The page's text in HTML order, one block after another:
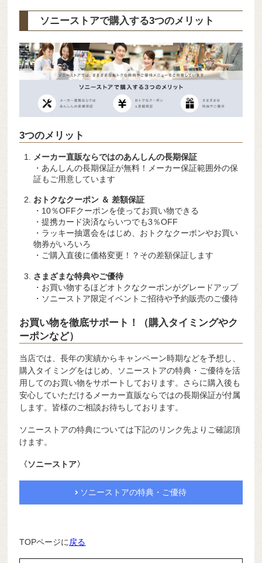
ソニーストアで購入する3つのメリット
3つのメリット
メーカー直販ならではのあんしんの長期保証
・あんしんの長期保証が無料！メーカー保証範囲外の保
証もご用意しています
おトクなクーポン ＆ 差額保証
・10％OFFクーポンを使ってお買い物できる
・提携カード決済ならいつでも3％OFF
・ラッキー抽選会をはじめ、おトクなクーポンやお買い
物券がいろいろ
・ご購入直後に価格変更！？その差額保証します
さまざまな特典やご優待
・お買い物するほどオトクなクーポンがグレードアップ
・ソニーストア限定イベントご招待や予約販売のご優待
お買い物を徹底サポート！（購入タイミングやク
ーポンなど）
当店では、長年の実績からキャンペーン時期などを予想し、
購入タイミングをはじめ、ソニーストアの特典・ご優待を活
用してのお買い物をサポートしております。さらに購入後も
安心していただけるメーカー直販ならではの長期保証が付属
します。皆様のご相談お待ちしております。
ソニーストアの特典については下記のリンク先よりご確認頂
けます。
〈ソニーストア〉
ソニーストアの特典・ご優待
TOPページに 戻る